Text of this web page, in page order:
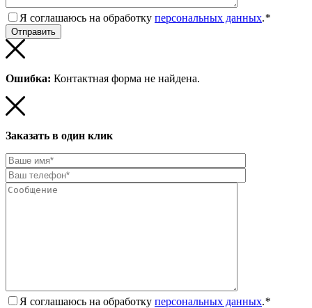
Я соглашаюсь на обработку персональных данных.*
Ошибка: Контактная форма не найдена.
Заказать в один клик
Я соглашаюсь на обработку персональных данных.*